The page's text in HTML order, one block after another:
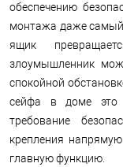
обеспечению
монтажа даже самый
ящик
злоумышленник
спокойной
сейфа в доме это
требование
крепления
главную функцию.